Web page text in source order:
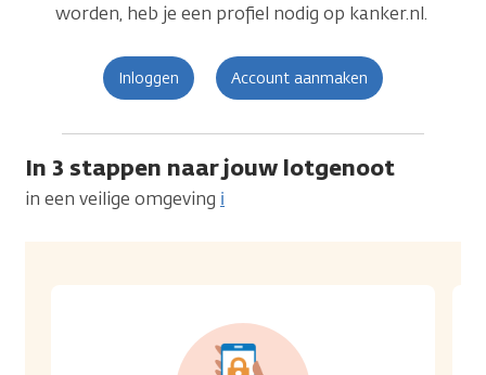
worden, heb je een profiel nodig op kanker.nl.
Inloggen Account aanmaken
In 3 stappen naar jouw lotgenoot
in een veilige omgeving ℹ️